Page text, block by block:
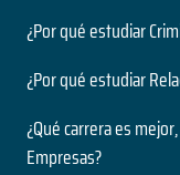
¿Por qué estudiar
¿Por qué estudiar
¿Qué carrera es
Empresas?